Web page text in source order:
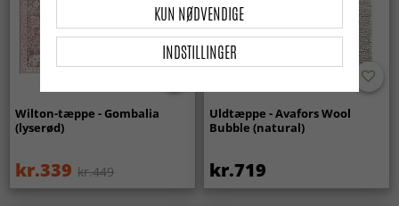
Wilton-tæppe - Gombalia
(lyserød)
kr.339 kr.449
Uldtæppe - Avafors Wool
Bubble (natural)
kr.719
INDSTILLINGER
KUN NØDVENDIGE